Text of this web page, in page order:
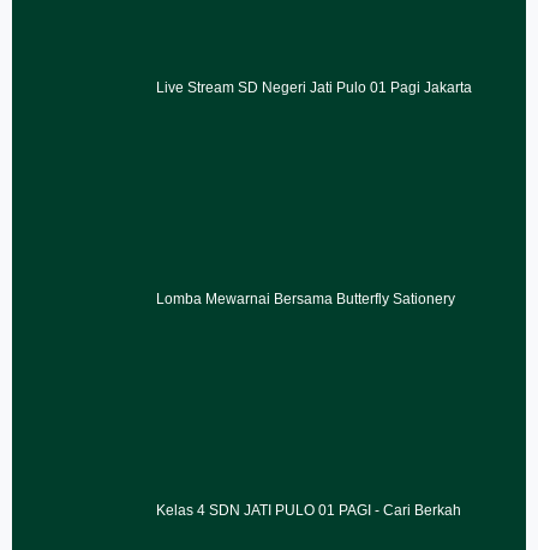
Live Stream SD Negeri Jati Pulo 01 Pagi Jakarta
Lomba Mewarnai Bersama Butterfly Sationery
Kelas 4 SDN JATI PULO 01 PAGI - Cari Berkah